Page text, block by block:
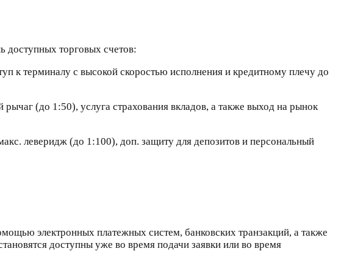
доступных торговых счетов:
к терминалу с высокой скоростью исполнения и кредитному плечу до
(до 1:50), услуга страхования вкладов, а также выход на рынок
леверидж (до 1:100), доп. защиту для депозитов и персональный
электронных платежных систем, банковских транзакций, а также
доступны уже во время подачи заявки или во время